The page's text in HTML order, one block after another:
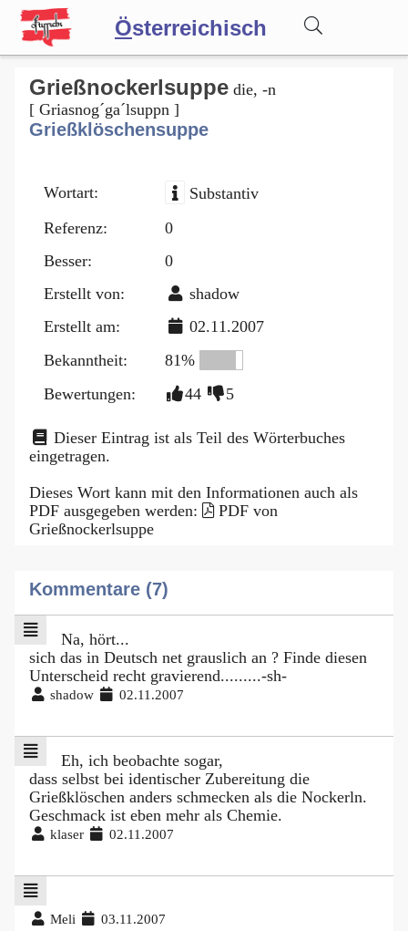
Österreichisch
Wörterbuch
Forum
Blog
Grießnockerlsuppe die, -n
[ Griasnog´ga´lsuppn ]
Grießklöschensuppe
Wortart:
Substantiv
Referenz:
0
Besser:
0
Erstellt von:
shadow
Erstellt am:
02.11.2007
Bekanntheit:
81%
Bewertungen:
44 5
Dieser Eintrag ist als Teil des Wörterbuches
eingetragen.
Dieses Wort kann mit den Informationen auch als
PDF ausgegeben werden:
PDF von
Grießnockerlsuppe
Kommentare (7)
Na, hört...
sich das in Deutsch net grauslich an ? Finde diesen
Unterscheid recht gravierend.........-sh-
shadow 02.11.2007
Eh, ich beobachte sogar,
dass selbst bei identischer Zubereitung die
Grießklöschen anders schmecken als die Nockerln.
Geschmack ist eben mehr als Chemie.
klaser 02.11.2007
Meli 03.11.2007